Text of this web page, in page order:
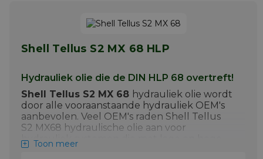
+ Hydraulische installaties met hoge
werksnelheden
Meer info
Shell Tellus S2 MX 68 HLP
Hydrauliek olie die de DIN HLP 68 overtreft!
Shell Tellus S2 MX 68 hydrauliek olie wordt
door alle vooraanstaande hydrauliek OEM's
aanbevolen. Veel OEM's raden Shell Tellus
S2 MX68 hydraulische olie aan voor
hydrauliek systemen die met lage en hoge
werkdrukken, hoge temperaturen en
Toon meer